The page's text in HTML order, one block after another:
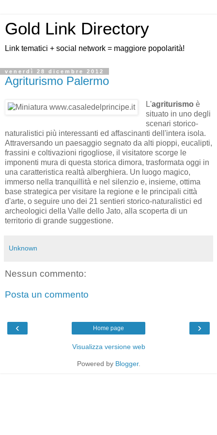
Gold Link Directory
Link tematici + social network = maggiore popolarità!
venerdì 28 dicembre 2012
Agriturismo Palermo
L'agriturismo è
situato in uno degli
scenari storico-
naturalistici più interessanti ed affascinanti dell'intera isola.
Attraversando un paesaggio segnato da alti pioppi, eucalipti,
frassini e coltivazioni rigogliose, il visitatore scorge le
imponenti mura di questa storica dimora, trasformata oggi in
una caratteristica realtà alberghiera. Un luogo magico,
immerso nella tranquillità e nel silenzio e, insieme, ottima
base strategica per visitare la regione e le principali città
d'arte, o seguire uno dei 21 sentieri storico-naturalistici ed
archeologici della Valle dello Jato, alla scoperta di un
territorio di grande suggestione.
Unknown
Nessun commento:
Posta un commento
‹ ›
Home page
Visualizza versione web
Powered by Blogger.